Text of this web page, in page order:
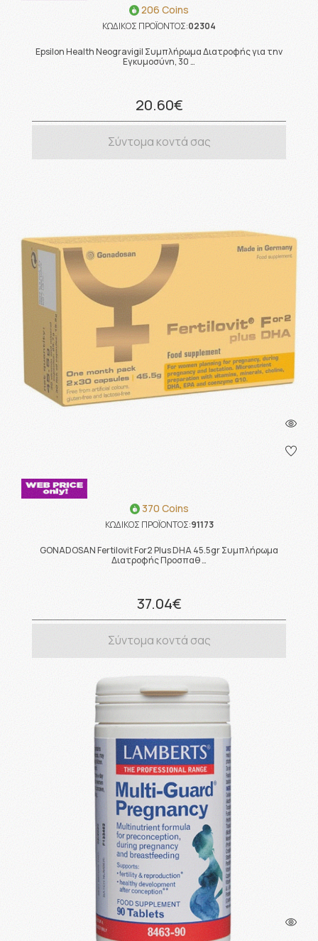
206 Coins
ΚΩΔΙΚΟΣ ΠΡΟΪΟΝΤΟΣ:02304
Epsilon Health Neogravigil Συμπλήρωμα Διατροφής για την
Εγκυμοσύνη, 30 …
20.60€
Σύντομα κοντά σας
370 Coins
ΚΩΔΙΚΟΣ ΠΡΟΪΟΝΤΟΣ:91173
GONADOSAN Fertilovit For2 Plus DHA 45.5gr Συμπλήρωμα
Διατροφής Προσπαθ …
37.04€
Σύντομα κοντά σας